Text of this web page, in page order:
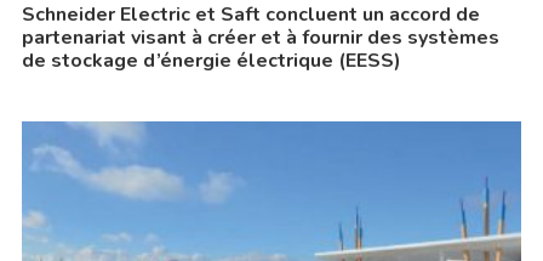
Schneider Electric et Saft concluent un accord de
partenariat visant à créer et à fournir des systèmes
de stockage d’énergie électrique (EESS)